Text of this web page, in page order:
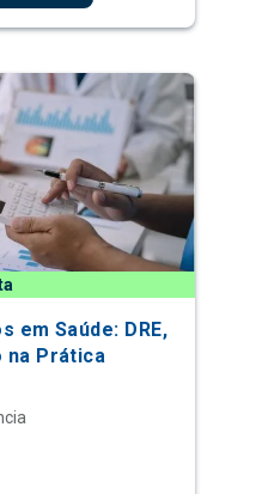
em Saúde: DRE,
na Prática